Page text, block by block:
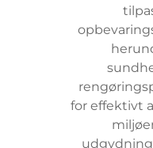
for effektivt